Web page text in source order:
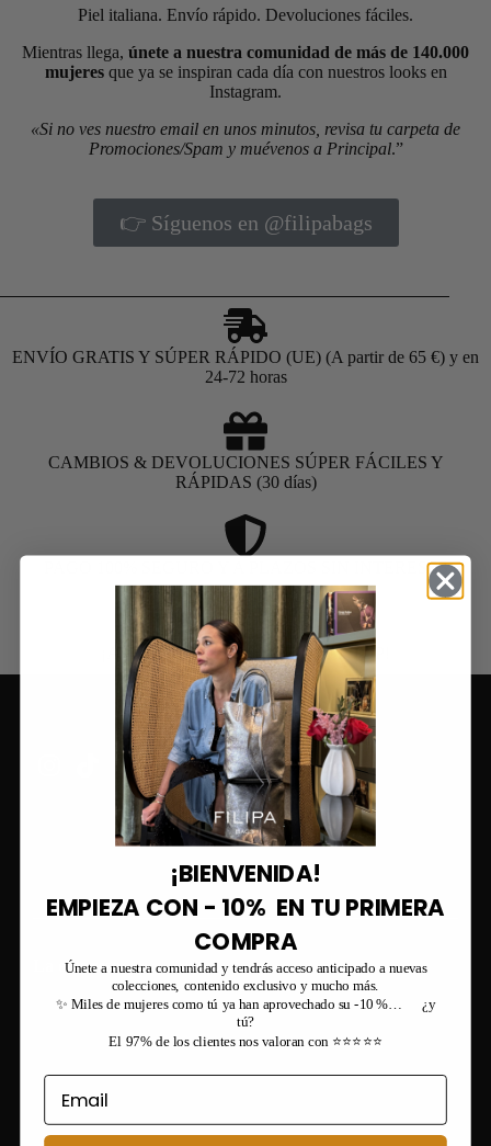
Piel italiana. Envío rápido. Devoluciones fáciles.
Mientras llega, únete a nuestra comunidad de más de 140.000
mujeresque ya se inspiran cada día con nuestros looks en
Instagram.
«Si no ves nuestro email en unos minutos, revisa tu carpeta de
Promociones/Spam y muévenos a Principal.”
👉 Síguenos en @filipabags
ENVÍO GRATIS Y SÚPER RÁPIDO (UE) (A partir de 65 €) y en
24-72 horas
CAMBIOS & DEVOLUCIONES SÚPER FÁCILES Y
RÁPIDAS (30 días)
PAGO 100% SEGURO Y A PLAZOS SIN INTERESES
¡ATENCION AL CLIENTE MUY TOP!
Combina tu bolso con muchísimos outfits publicados en
Instagram ¡Más de 210.000 seguidores!
La empresa
¡BIENVENIDA!
EMPIEZA CON - 10% EN TU PRIMERA
COMPRA
Únete a nuestra comunidad y tendrás acceso anticipado a nuevas
colecciones, contenido exclusivo y mucho más.
✨ Miles de mujeres como tú ya han aprovechado su -10 %… ¿y
tú?
El 97% de los clientes nos valoran con ⭐⭐⭐⭐⭐